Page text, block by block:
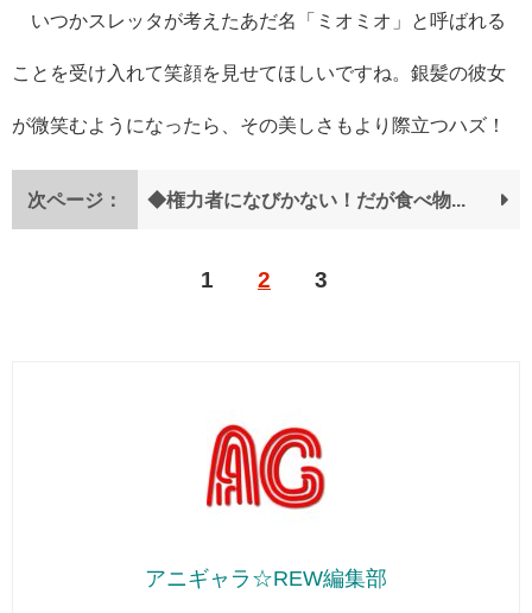
いつかスレッタが考えたあだ名「ミオミオ」と呼ばれる
ことを受け入れて笑顔を見せてほしいですね。銀髪の彼女
が微笑むようになったら、その美しさもより際立つハズ！
次ページ：
1 2 3
アニギャラ☆REW編集部